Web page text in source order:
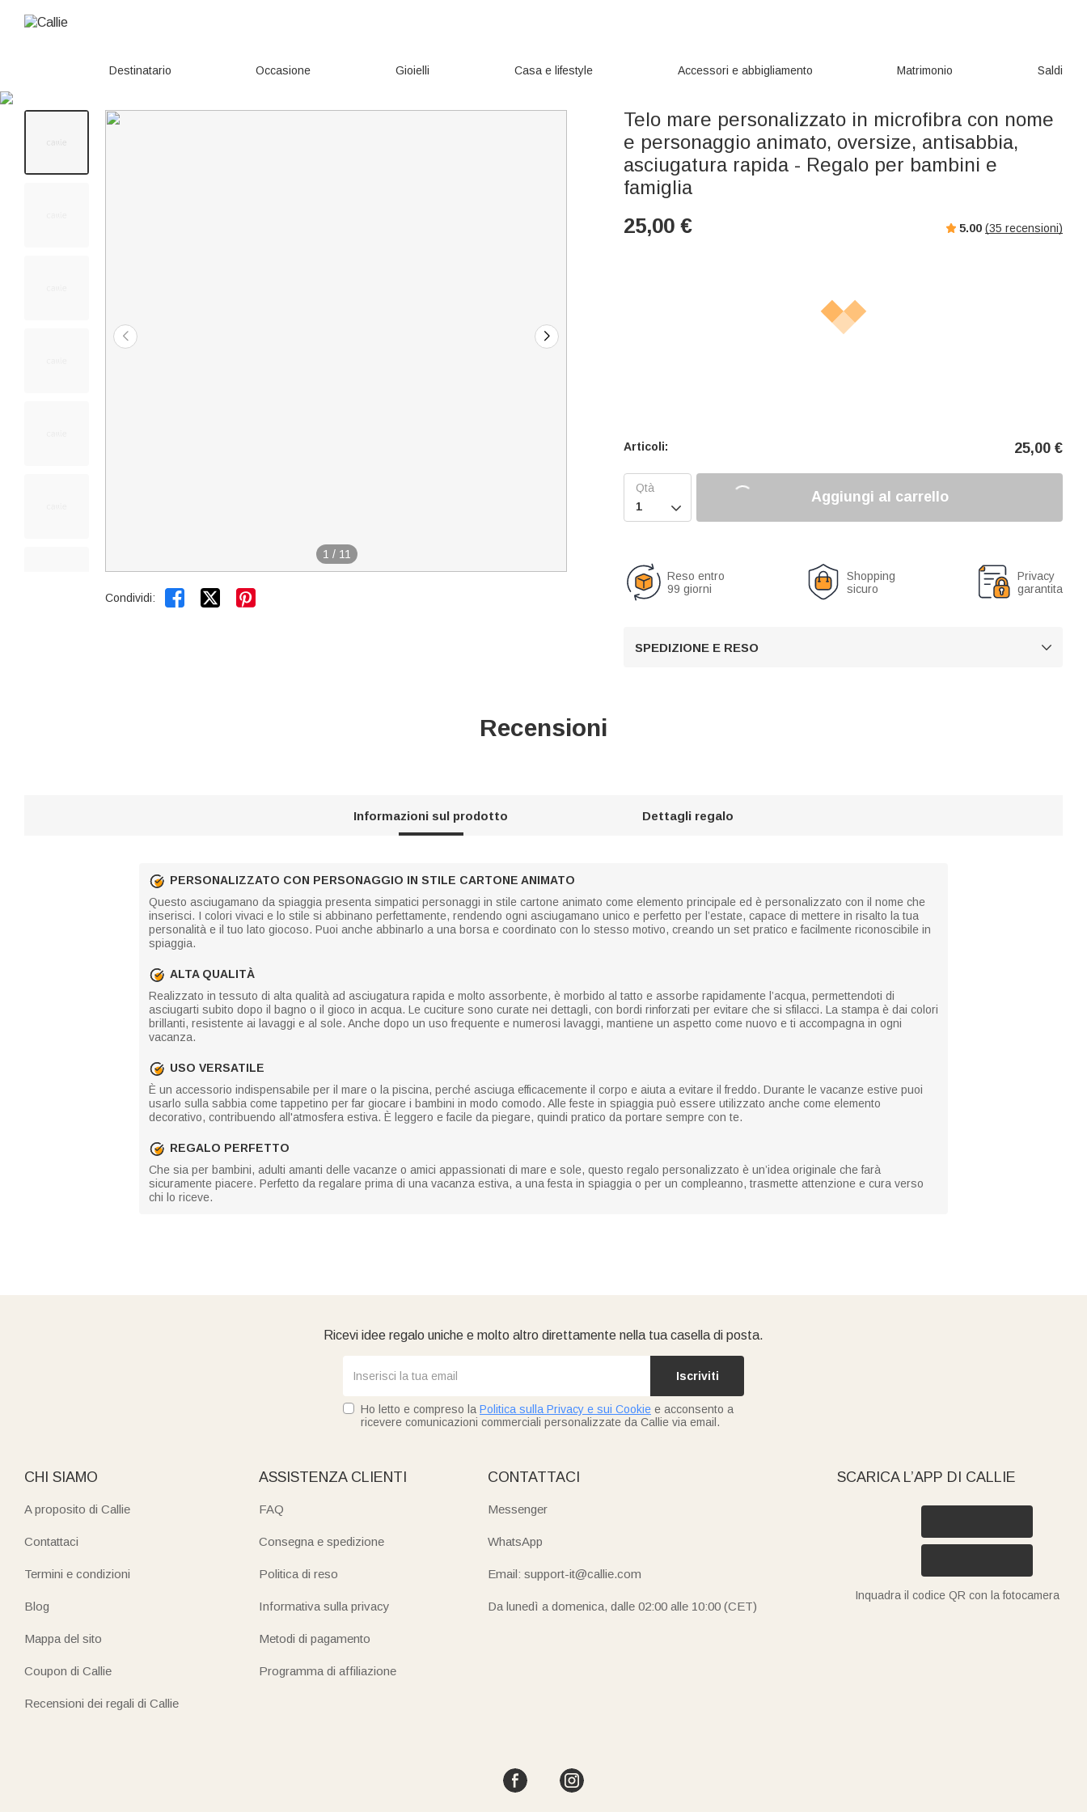
Destinatario Occasione Gioielli Casa e lifestyle Accessori e abbigliamento Matrimonio Saldi
1 / 11
Condividi:  
Telo mare personalizzato in microfibra con nome
e personaggio animato, oversize, antisabbia,
asciugatura rapida - Regalo per bambini e
famiglia
25,00 € 5.00 (35 recensioni)
Articoli: 25,00 €

Aggiungi al carrello
Reso entro
99 giorni
Shopping
sicuro
Privacy
garantita
SPEDIZIONE E RESO 
Recensioni
Informazioni sul prodotto Dettagli regalo
PERSONALIZZATO CON PERSONAGGIO IN STILE CARTONE ANIMATO
Questo asciugamano da spiaggia presenta simpatici personaggi in stile cartone animato come elemento principale ed è personalizzato con il nome che
inserisci. I colori vivaci e lo stile si abbinano perfettamente, rendendo ogni asciugamano unico e perfetto per l’estate, capace di mettere in risalto la tua
personalità e il tuo lato giocoso. Puoi anche abbinarlo a una borsa e coordinato con lo stesso motivo, creando un set pratico e facilmente riconoscibile in
spiaggia.
ALTA QUALITÀ
Realizzato in tessuto di alta qualità ad asciugatura rapida e molto assorbente, è morbido al tatto e assorbe rapidamente l’acqua, permettendoti di
asciugarti subito dopo il bagno o il gioco in acqua. Le cuciture sono curate nei dettagli, con bordi rinforzati per evitare che si sfilacci. La stampa è dai colori
brillanti, resistente ai lavaggi e al sole. Anche dopo un uso frequente e numerosi lavaggi, mantiene un aspetto come nuovo e ti accompagna in ogni
vacanza.
USO VERSATILE
È un accessorio indispensabile per il mare o la piscina, perché asciuga efficacemente il corpo e aiuta a evitare il freddo. Durante le vacanze estive puoi
usarlo sulla sabbia come tappetino per far giocare i bambini in modo comodo. Alle feste in spiaggia può essere utilizzato anche come elemento
decorativo, contribuendo all'atmosfera estiva. È leggero e facile da piegare, quindi pratico da portare sempre con te.
REGALO PERFETTO
Che sia per bambini, adulti amanti delle vacanze o amici appassionati di mare e sole, questo regalo personalizzato è un’idea originale che farà
sicuramente piacere. Perfetto da regalare prima di una vacanza estiva, a una festa in spiaggia o per un compleanno, trasmette attenzione e cura verso
chi lo riceve.
Ricevi idee regalo uniche e molto altro direttamente nella tua casella di posta.
Iscriviti
Ho letto e compreso la Politica sulla Privacy e sui Cookie e acconsento a
ricevere comunicazioni commerciali personalizzate da Callie via email.
CHI SIAMO
A proposito di Callie
Contattaci
Termini e condizioni
Blog
Mappa del sito
Coupon di Callie
Recensioni dei regali di Callie
ASSISTENZA CLIENTI
FAQ
Consegna e spedizione
Politica di reso
Informativa sulla privacy
Metodi di pagamento
Programma di affiliazione
CONTATTACI
Messenger
WhatsApp
Email: support-it@callie.com
Da lunedì a domenica, dalle 02:00 alle 10:00 (CET)
SCARICA L’APP DI CALLIE
Inquadra il codice QR con la fotocamera